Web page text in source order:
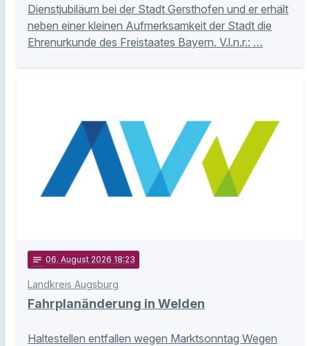
Dienstjubiläum bei der Stadt Gersthofen und er erhält
neben einer kleinen Aufmerksamkeit der Stadt die
Ehrenurkunde des Freistaates Bayern. V.l.n.r.: …
notes 06. August 2026 18:23
Landkreis Augsburg
Fahrplanänderung in Welden
Haltestellen entfallen wegen Marktsonntag Wegen